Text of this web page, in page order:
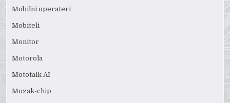
Mobilni operateri
Mobiteli
Monitor
Motorola
Mototalk AI
Mozak-chip